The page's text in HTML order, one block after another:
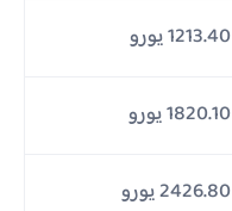
1213.40 يورو
1820.10 يورو
2426.80 يورو